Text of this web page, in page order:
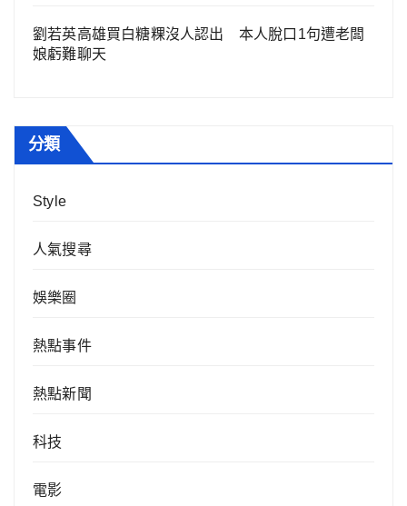
劉若英高雄買白糖粿沒人認出 本人脫口1句遭老闆
娘虧難聊天
分類
Style
人氣搜尋
娛樂圈
熱點事件
熱點新聞
科技
電影